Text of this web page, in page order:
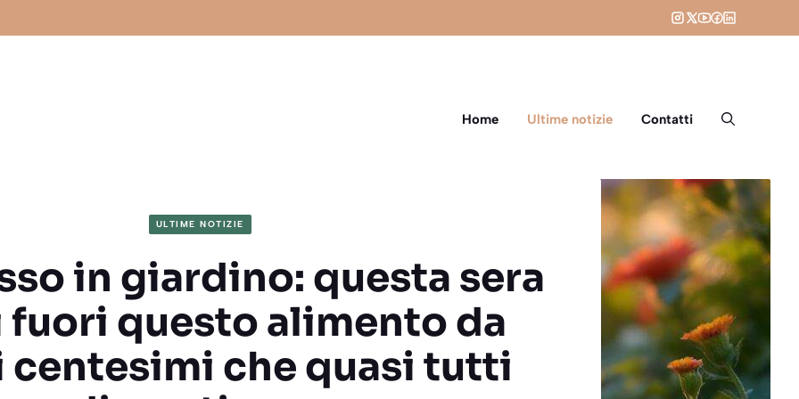
Home Ultime notizie Contatti
ULTIME NOTIZIE
in giardino: questa sera
questo alimento da
centesimi che quasi tutti